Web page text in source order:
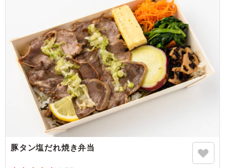
伝タレがしっかり絡んで最高！炭火の香ばしさも感じられ
て、とにかく白米が止まらなくなります。ボリュームも大
満足で、また絶対リピートします！
ご利用シーン：ロケ・撮影›スタジオ撮影
東京都世田谷区野沢2026/06/15
豚タン塩だれ焼き弁当